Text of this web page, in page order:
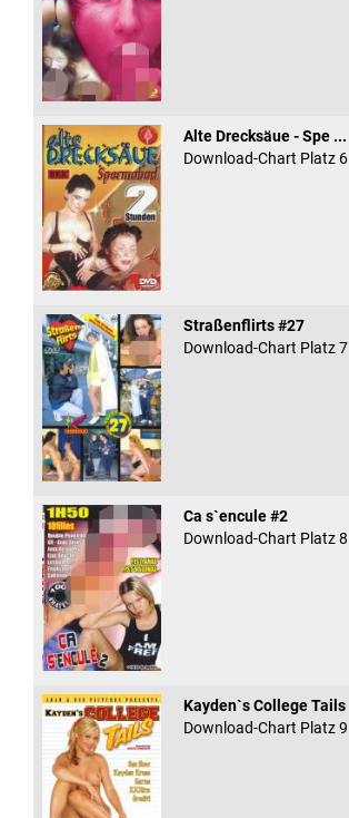
Alte Drecksäue - Spe ...
Download-Chart Platz 6
Straßenflirts #27
Download-Chart Platz 7
Ca s`encule #2
Download-Chart Platz 8
Kayden`s College Tails
Download-Chart Platz 9